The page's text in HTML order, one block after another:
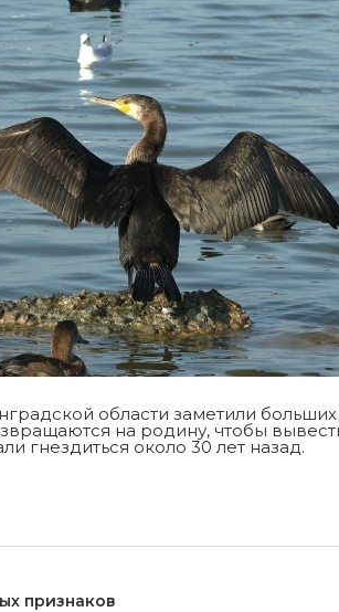
области заметили больших
на родину, чтобы
гнездиться около 30 лет назад.
признаков